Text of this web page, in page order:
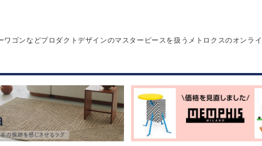
ワゴンなどプロダクトデザインのマスターピースを扱うメトロクスのオンラ